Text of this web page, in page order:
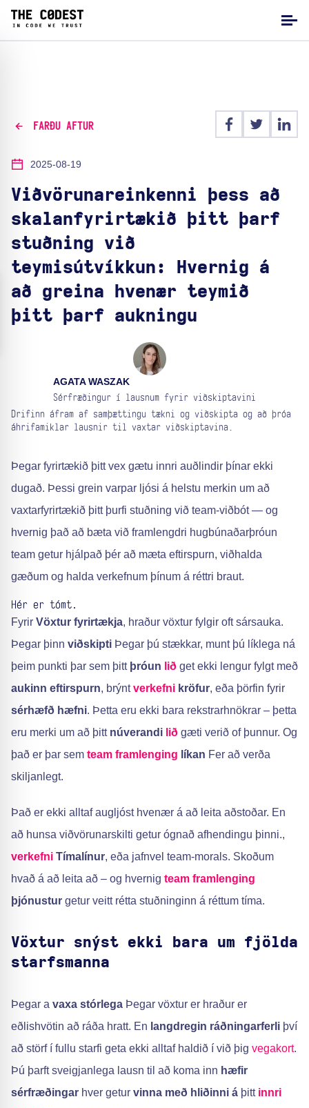
FARÐU AFTUR
2025-08-19
Viðvörunareinkenni þess að
skalanfyrirtækið þitt þarf
stuðning við
teymisútvíkkun: Hvernig á
að greina hvenær teymið
þitt þarf aukningu
AGATA WASZAK
Sérfræðingur í lausnum fyrir viðskiptavini
Drifinn áfram af samþættingu tækni og viðskipta og að þróa
áhrifamiklar lausnir til vaxtar viðskiptavina.
Þegar fyrirtækið þitt vex gætu innri auðlindir þínar ekki
dugað. Þessi grein varpar ljósi á helstu merkin um að
vaxtarfyrirtækið þitt þurfi stuðning við team-viðbót — og
hvernig það að bæta við framlengdri hugbúnaðarþróun
team getur hjálpað þér að mæta eftirspurn, viðhalda
gæðum og halda verkefnum þínum á réttri braut.
Hér er tómt.
Fyrir Vöxtur fyrirtækja, hraður vöxtur fylgir oft sársauka.
Þegar þinn viðskipti Þegar þú stækkar, munt þú líklega ná
þeim punkti þar sem þitt þróun lið get ekki lengur fylgt með
aukinn eftirspurn, brýntverkefni kröfur, eða þörfin fyrir
sérhæfð hæfni. Þetta eru ekki bara rekstrarhnökrar – þetta
eru merki um að þitt núverandi lið gæti verið of þunnur. Og
það er þar sem team framlenging líkan Fer að verða
skiljanlegt.
Það er ekki alltaf augljóst hvenær á að leita aðstoðar. En
að hunsa viðvörunarskilti getur ógnað afhendingu þinni.,
verkefni Tímalínur, eða jafnvel team-morals. Skoðum
hvað á að leita að – og hvernig team framlenging
þjónustur getur veitt rétta stuðninginn á réttum tíma.
Vöxtur snýst ekki bara um fjölda
starfsmanna
Þegar a vaxa stórlega Þegar vöxtur er hraður er
eðlishvötin að ráða hratt. En langdregin ráðningarferli því
að störf í fullu starfi geta ekki alltaf haldið í við þig vegakort.
Þú þarft sveigjanlega lausn til að koma inn hæfir
sérfræðingar hver getur vinna með hliðinni á þitt innri